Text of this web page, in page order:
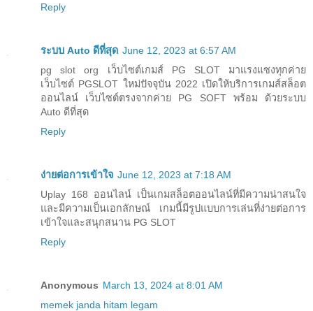
Reply
ระบบ Auto ดีที่สุด June 12, 2023 at 6:57 AM
pg slot org เว็บไซต์เกมส์ PG SLOT มาแรงแซงทุกค่าย
เว็บไซต์ PGSLOT ใหม่ปัจจุบัน 2022 เปิดให้บริการเกมส์สล็อต
ออนไลน์ เว็บไซต์ตรงจากค่าย PG SOFT พร้อม ด้วยระบบ
Auto ดีที่สุด
Reply
ง่ายต่อการเข้าใจ June 12, 2023 at 7:18 AM
Uplay 168 ออนไลน์ เป็นเกมสล็อตออนไลน์ที่มีความน่าสนใจ
และมีความเป็นเอกลักษณ์ เกมนี้มีรูปแบบการเล่นที่ง่ายต่อการ
เข้าใจและสนุกสนาน PG SLOT
Reply
Anonymous March 13, 2024 at 8:01 AM
memek janda hitam legam